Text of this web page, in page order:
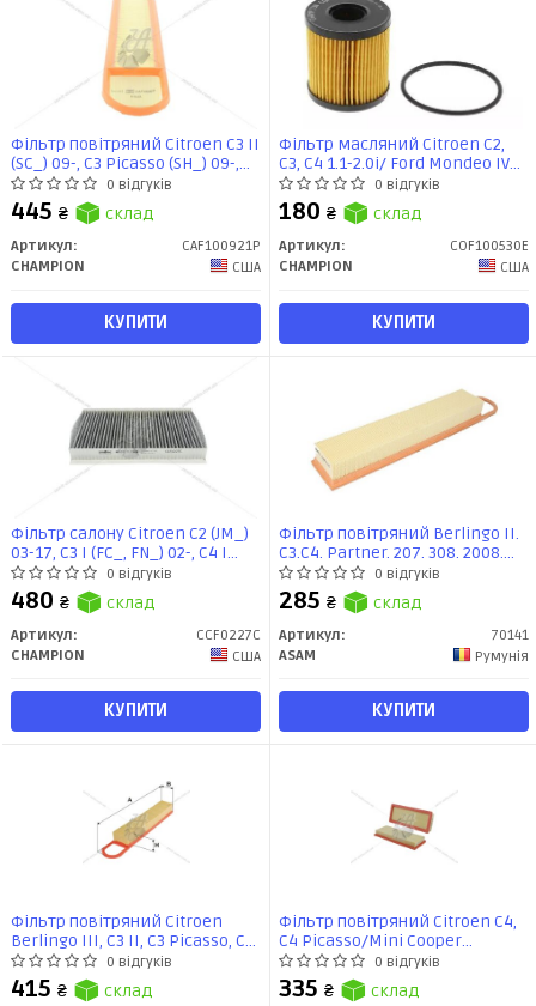
Фільтр повітряний Citroen C3 II
(SC_) 09-, C3 Picasso (SH_) 09-,
C4 II (NC_) (CAF100921P)
CHAMPION
0 відгуків
445 ₴ склад
Артикул:
CAF100921P
CHAMPION
США
КУПИТИ
Фільтр масляний Citroen C2,
C3, C4 1.1-2.0i/ Ford Mondeo IV
2.0d, 2.2d, Kuga I, II 2.0d
(COF100530E) CHAMPION
0 відгуків
180 ₴ склад
Артикул:
COF100530E
CHAMPION
США
КУПИТИ
Фільтр салону Citroen C2 (JM_)
03-17, C3 I (FC_, FN_) 02-, C4 I
(LC_) (CCF0227C) CHAMPION
0 відгуків
480 ₴ склад
Артикул:
CCF0227C
CHAMPION
США
КУПИТИ
Фільтр повітряний Berlingo II.
C3.C4. Partner. 207. 308. 2008.
3008. 508. 5008 (70141) ASAM
0 відгуків
285 ₴ склад
Артикул:
70141
ASAM
Румунія
КУПИТИ
Фільтр повітряний Citroen
Berlingo III, C3 II, C3 Picasso, C4,
C4 II, C4 Picasso, DS3, DS4
(WA9596) WIX
0 відгуків
415 ₴ склад
Фільтр повітряний Citroen C4,
C4 Picasso/Mini Cooper
II/Peugeot 207, 3008, 308
(WA9657) WIX
0 відгуків
335 ₴ склад